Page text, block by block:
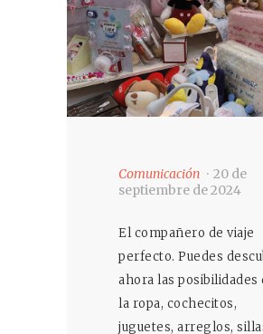
Comunicación
20 de
septiembre de 2024
El compañero de viaje
perfecto. Puedes
ahora las posibilidades
la ropa, cochecitos,
juguetes, arreglos,